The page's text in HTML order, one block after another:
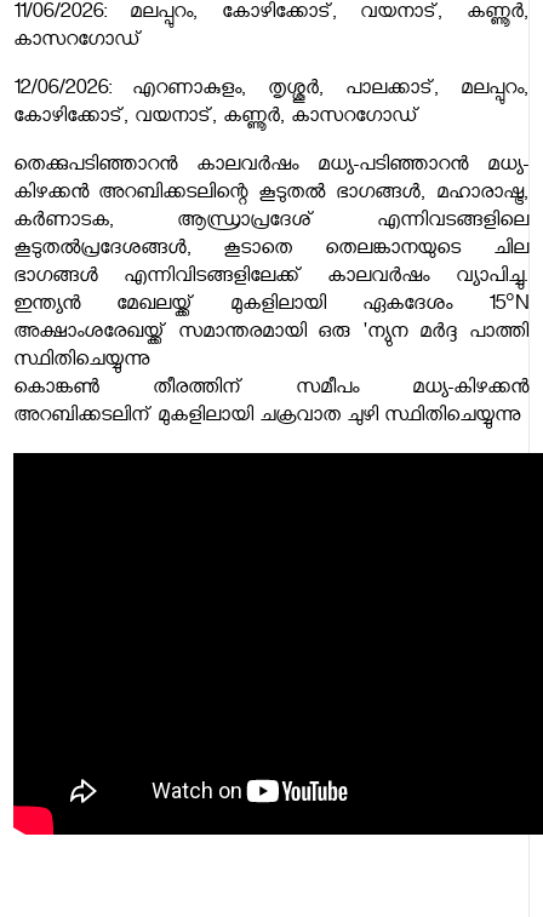
11/06/2026: മലപ്പുറം, കോഴിക്കോട്, വയനാട്, കണ്ണൂർ,
കാസറഗോഡ്
12/06/2026: എറണാകുളം, തൃശ്ശൂർ, പാലക്കാട്, മലപ്പുറം,
കോഴിക്കോട്, വയനാട്, കണ്ണൂർ, കാസറഗോഡ്
തെക്കുപടിഞ്ഞാറൻ കാലവർഷം മധ്യ-പടിഞ്ഞാറൻ മധ്യ-
കിഴക്കൻ അറബിക്കടലിന്റെ കൂടുതൽ ഭാഗങ്ങൾ, മഹാരാഷ്ട്ര,
കർണാടക, ആന്ധ്രാപ്രദേശ് എന്നിവടങ്ങളിലെ
കൂടുതൽപ്രദേശങ്ങൾ, കൂടാതെ തെലങ്കാനയുടെ ചില
ഭാഗങ്ങൾ എന്നിവിടങ്ങളിലേക്ക് കാലവർഷം വ്യാപിച്ചു.
ഇന്ത്യൻ മേഖലയ്ക്ക് മുകളിലായി ഏകദേശം 15°N
അക്ഷാംശരേഖയ്ക്ക് സമാന്തരമായി ഒരു 'ന്യുന മർദ്ദ പാത്തി
സ്ഥിതിചെയ്യുന്നു
കൊങ്കൺ തീരത്തിന് സമീപം മധ്യ-കിഴക്കൻ
അറബിക്കടലിന് മുകളിലായി ചക്രവാത ചുഴി സ്ഥിതിചെയ്യുന്നു